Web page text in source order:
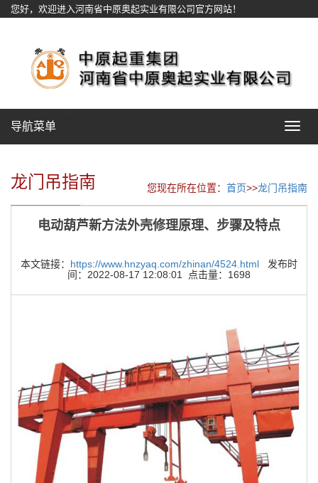
您好，欢迎进入河南省中原奥起实业有限公司官方网站！
Toggle
导航菜单
龙门吊指南 您现在所在位置： 首页>>龙门吊指南
电动葫芦新方法外壳修理原理、步骤及特点
本文链接： https://www.hnzyaq.com/zhinan/4524.html 发布时
间：2022-08-17 12:08:01 点击量：1698